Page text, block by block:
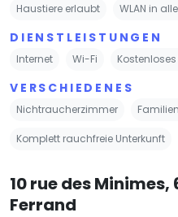
Haustiere erlaubt WLAN in
DIENSTLEISTUNGEN
Internet Wi-Fi Kostenloses
VERSCHIEDENES
Nichtraucherzimmer
Komplett rauchfreie Unterkunft
10 rue des
Ferrand